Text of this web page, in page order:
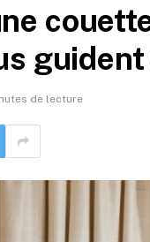
de lecture